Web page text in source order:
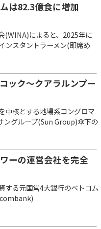
は82.3億食に増加
(WINA)によると、2025年に
ンスタントラーメン(即席め
ック～クアラルンプー
中核とする地場系コングロマ
ングループ(Sun Group)傘下の
ーの運営会社を完全
する元国営4大銀行のベトコム